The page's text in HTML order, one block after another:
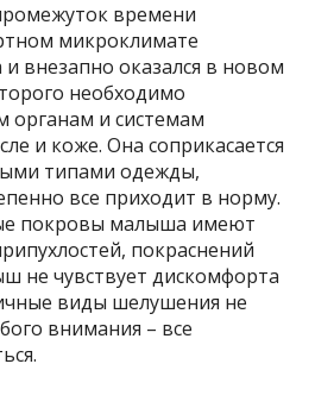
времени
микроклимате
внезапно оказался в новом
необходимо
органам и системам
и коже. Она соприкасается
типами одежды,
все приходит в норму.
покровы малыша имеют
покраснений
не чувствует дискомфорта
виды шелушения не
внимания – все